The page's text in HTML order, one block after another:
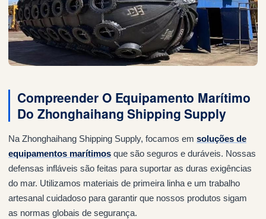
Compreender O Equipamento Marítimo
Do Zhonghaihang Shipping Supply
Na Zhonghaihang Shipping Supply, focamos em soluções de
equipamentos marítimos que são seguros e duráveis. Nossas
defensas infláveis são feitas para suportar as duras exigências
do mar. Utilizamos materiais de primeira linha e um trabalho
artesanal cuidadoso para garantir que nossos produtos sigam
as normas globais de segurança.